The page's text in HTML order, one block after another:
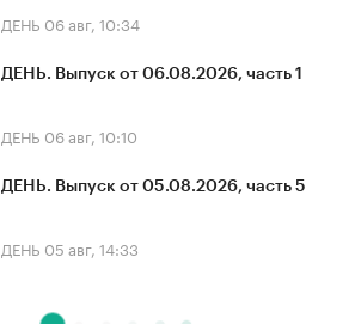
ДЕНЬ 06 авг, 10:34
ДЕНЬ. Выпуск от 06.08.2026, часть 1
ДЕНЬ 06 авг, 10:10
ДЕНЬ. Выпуск от 05.08.2026, часть 5
ДЕНЬ 05 авг, 14:33